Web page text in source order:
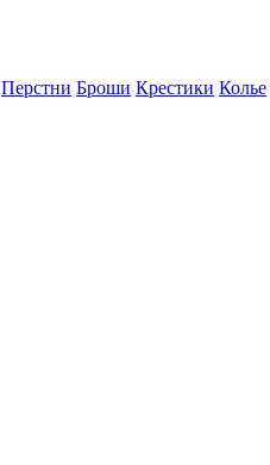
Перстни Броши Крестики Колье